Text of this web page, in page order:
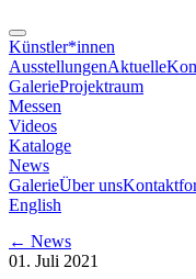
Künstler*innen
AusstellungenAktuelle
GalerieProjektraum
Messen
Videos
Kataloge
News
GalerieÜber uns
English
← News
01. Juli 2021